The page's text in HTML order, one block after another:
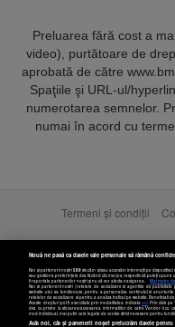
Preluarea fără cost a
video), purtătoare de
aprobată de către
Spaţiile şi URL-ul/
numerotarea semnelor.
numai în acord cu
Termeni și condiții
Copyright ©
Nouă ne pasă ca datele tale personale să rămână
Noi și partenerii noștri589stocăm și/sau accesăm informații pe
sau gestiona preferințele dvs. făcând clic mai jos, respectiv vă puteți
fi raportate partenerilor noștri și nu vă vor afecta navigarea.
Mai multe
Noi si partenerii nostri (retelele de socializare si agentiile de
website-ului sa functioneze, pentru a personaliza continutul si
retelelor de socializare si pentru a analiza traficul pe website. Beneficiati
Aceste drepturi pot fi exercitate prin modalitatea indicataaici. Prin click pe
dvs. cu privire la stocarea/accesarea informatiilor de catre Vendor-ii cu
mod individual, mai putin cele legate de cookie strict necesare pentru
Atât noi, cât și partenerii noștri prelucrăm datele pentru